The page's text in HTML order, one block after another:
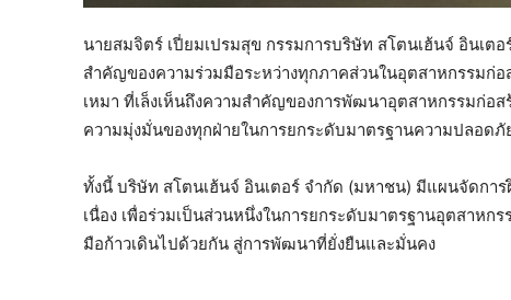
นายสมจิตร์ เปี่ยมเปรมสุข กรรมการบริษัท สโตนเฮ้นจ์ อินเต
สำคัญของความร่วมมือระหว่างทุกภาคส่วนในอุตสาหกรรมก่
เหมา ที่เล็งเห็นถึงความสำคัญของการพัฒนาอุตสาหกรรมก่อ
ความมุ่งมั่นของทุกฝ่ายในการยกระดับมาตรฐานความปลอด
ทั้งนี้ บริษัท สโตนเฮ้นจ์ อินเตอร์ จำกัด (มหาชน) มีแผนจัดกา
เนื่อง เพื่อร่วมเป็นส่วนหนึ่งในการยกระดับมาตรฐานอุตสาหก
มือก้าวเดินไปด้วยกัน สู่การพัฒนาที่ยั่งยืนและมั่นคง